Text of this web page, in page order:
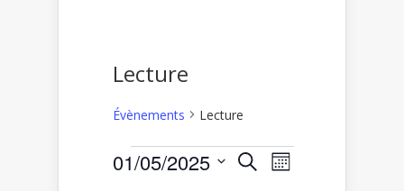
Lecture
Évènements Lecture
Évènements
Recherche
RechercheNavigation
de
Mois
01/05/2025